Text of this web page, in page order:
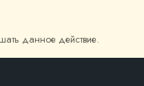
данное действие.